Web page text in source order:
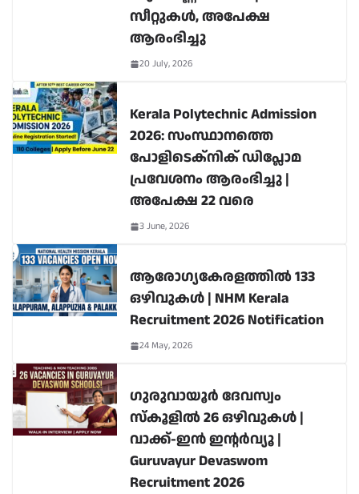
സീറ്റുകൾ, അപേക്ഷ
ആരംഭിച്ചു
20 July, 2026
Kerala Polytechnic Admission
2026: സംസ്ഥാനത്തെ
പോളിടെക്നിക് ഡിപ്ലോമ
പ്രവേശനം ആരംഭിച്ചു |
അപേക്ഷ 22 വരെ
3 June, 2026
ആരോഗ്യകേരളത്തിൽ 133
ഒഴിവുകൾ | NHM Kerala
Recruitment 2026 Notification
24 May, 2026
ഗുരുവായൂർ ദേവസ്വം
സ്കൂളിൽ 26 ഒഴിവുകൾ |
വാക്ക്-ഇൻ ഇന്റർവ്യൂ |
Guruvayur Devaswom
Recruitment 2026